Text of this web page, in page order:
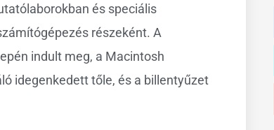
és speciális
részeként. A
indult meg, a Macintosh
idegenkedett tőle, és a billentyűzet